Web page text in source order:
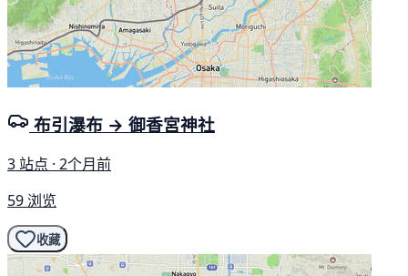
布引瀑布 → 御香宮神社
3 站点 · 2个月前
59 浏览
收藏